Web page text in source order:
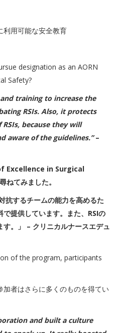
利用可能な安全教育
designation as an AORN
Safety?
training to increase the
RSIs. Also, it protects
because they will
aware of the guidelines.”–
Excellence in Surgical
てみました。
抗するチームの能力を高めるた
提供しています。また、RSIの
。」 – クリニカルナースエデュ
of the program, participants
加者はさらに多くのものを得てい
and built a culture